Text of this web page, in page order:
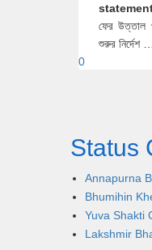
ফের উত্তাল
শুরুর নির্দেশ …
0
Status
Annapurna
Bhumihin
Yuva Shakti
Lakshmir